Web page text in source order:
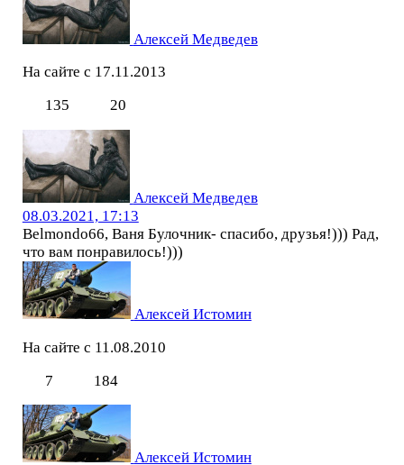
Алексей Медведев
На сайте с 17.11.2013
135
20
Алексей Медведев
08.03.2021, 17:13
Belmondo66, Ваня Булочник- спасибо, друзья!))) Рад,
что вам понравилось!)))
Алексей Истомин
На сайте с 11.08.2010
7
184
Алексей Истомин